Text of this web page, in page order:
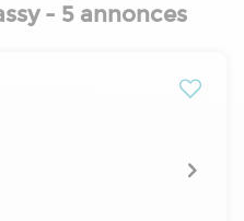
- 5 annonces